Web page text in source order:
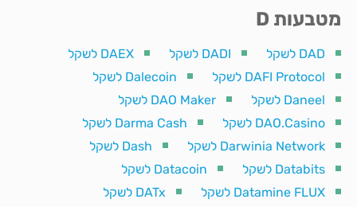
מטבעות D
DAD לשקל DADI לשקל
DAEX לשקל
DAFI Protocol לשקל
Dalecoin לשקל
Daneel לשקל
DAO Maker לשקל
DAO.Casino לשקל
Darma Cash לשקל
Darwinia Network לשקל
Dash לשקל
Databits לשקל
Datacoin לשקל
Datamine FLUX לשקל
DATx לשקל